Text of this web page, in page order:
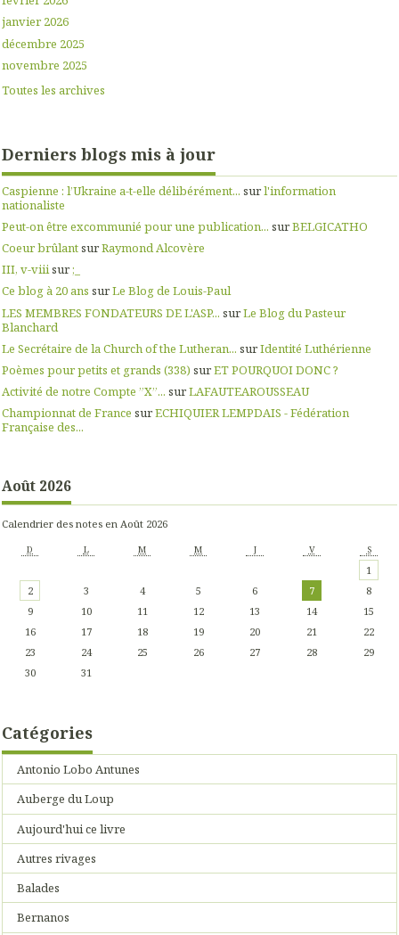
janvier 2026
décembre 2025
novembre 2025
Toutes les archives
Derniers blogs mis à jour
Caspienne : l’Ukraine a-t-elle délibérément... surl'information
nationaliste
Peut-on être excommunié pour une publication... surBELGICATHO
Coeur brûlantsurRaymond Alcovère
III, v-viiisur;_
Ce blog à 20 ans surLe Blog de Louis-Paul
LES MEMBRES FONDATEURS DE L'ASP... surLe Blog du Pasteur
Blanchard
Le Secrétaire de la Church of the Lutheran... surIdentité Luthérienne
Poèmes pour petits et grands (338) surET POURQUOI DONC ?
Activité de notre Compte ”X”... surLAFAUTEAROUSSEAU
Championnat de France surECHIQUIER LEMPDAIS - Fédération
Française des...
Août 2026
Calendrier des notes en Août 2026
D L M M J V S
1
2
3 4 5 6 7
8
9
10 11 12 13 14
15
16
17 18 19 20 21
22
23
24 25 26 27 28
29
30
31
Catégories
Antonio Lobo Antunes
Auberge du Loup
Aujourd'hui ce livre
Autres rivages
Balades
Bernanos